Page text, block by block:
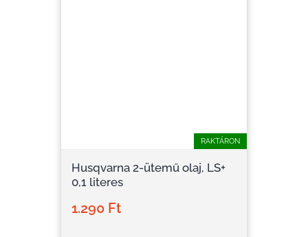
RAKTÁRON
Husqvarna 2-ütemű olaj, LS+
0,1 literes
1.290 Ft